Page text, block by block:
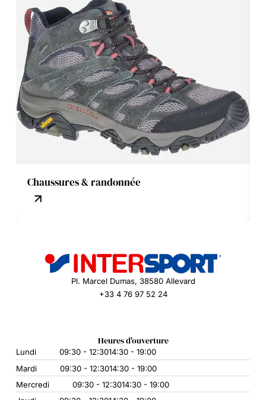
Chaussures & randonnée
Pl. Marcel Dumas, 38580 Allevard
+33 4 76 97 52 24
Heures d'ouverture
Lundi 09:30 - 12:3014:30 - 19:00
Mardi
09:30 - 12:3014:30 - 19:00
Mercredi
09:30 - 12:3014:30 - 19:00